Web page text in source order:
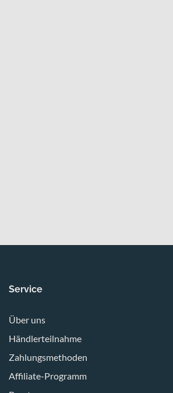
Service
Über uns
Händlerteilnahme
Zahlungsmethoden
Affiliate-Programm